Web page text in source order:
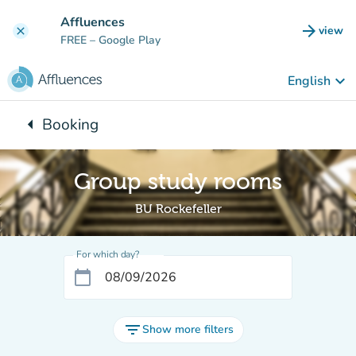
clear Affluences
FREE – Google Play arrow_forward view
(new
English keyboard_arrow_down
arrow_leftBack to:
Booking
Group study rooms
BU Rockefeller
For which day?
calendar_today
filter_listShow more filters